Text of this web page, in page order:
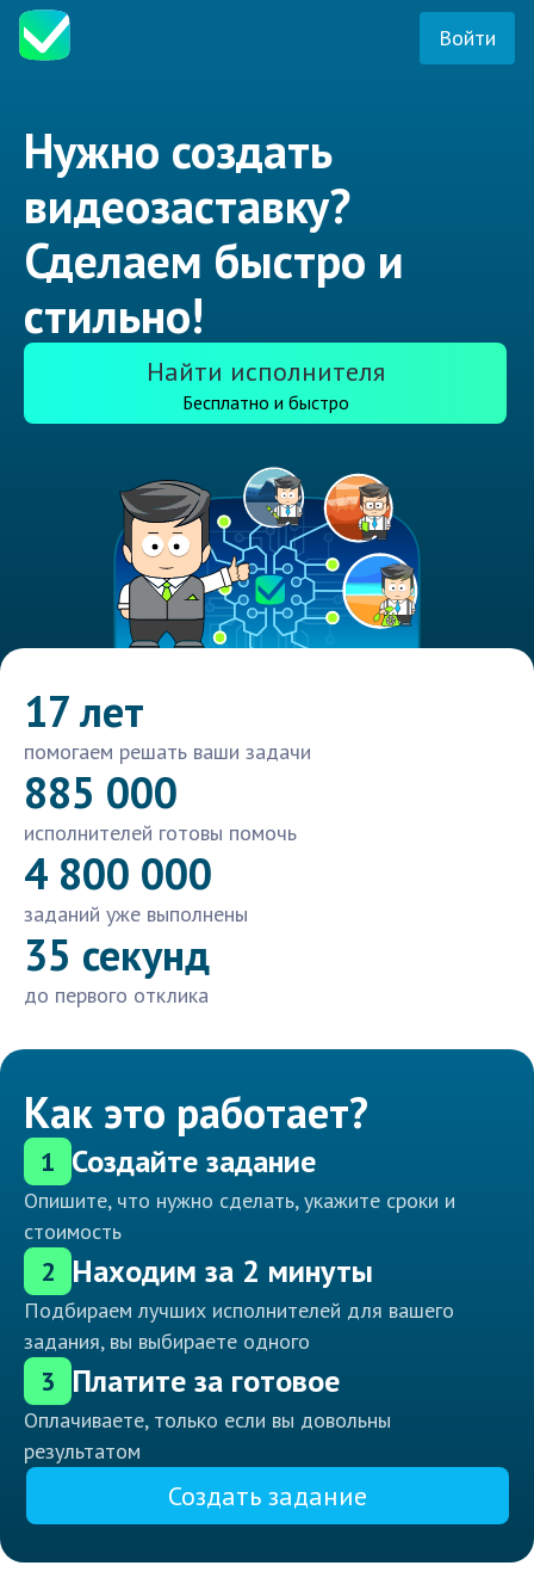
Войти
Нужно создать
видеозаставку?
Сделаем быстро и
стильно!
Найти исполнителя
Бесплатно и быстро
17 лет
помогаем решать ваши задачи
885 000
исполнителей готовы помочь
4 800 000
заданий уже выполнены
35 секунд
до первого отклика
Как это работает?
1 Создайте задание
Опишите, что нужно сделать, укажите сроки и
стоимость
2 Находим за 2 минуты
Подбираем лучших исполнителей для вашего
задания, вы выбираете одного
3 Платите за готовое
Оплачиваете, только если вы довольны
результатом
Создать задание